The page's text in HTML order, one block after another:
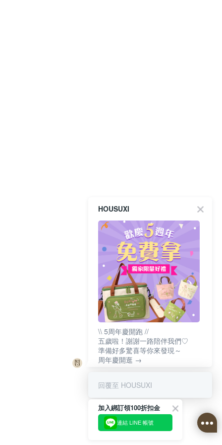
HOUSUXI
\\ 5周年慶開跑 //
五歲啦！謝謝一路陪伴我們♡
準備好多驚喜等你來發現～
周年慶開逛 →
回覆至 HOUSUXI
加入綁訂領100折扣金
連結 LINE 帳號